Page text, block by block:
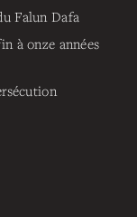
Falun Dafa
à onze années